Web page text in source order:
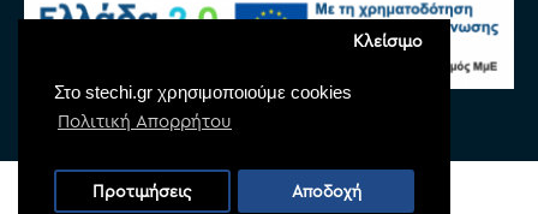
Στο stechi.gr χρησιμοποιούμε cookies
Πολιτική Απορρήτου
Κλείσιμο
Προτιμήσεις Αποδοχή
Copyright © 2022 Stechi, All Rights Reserved
Powered by
Monoware Web